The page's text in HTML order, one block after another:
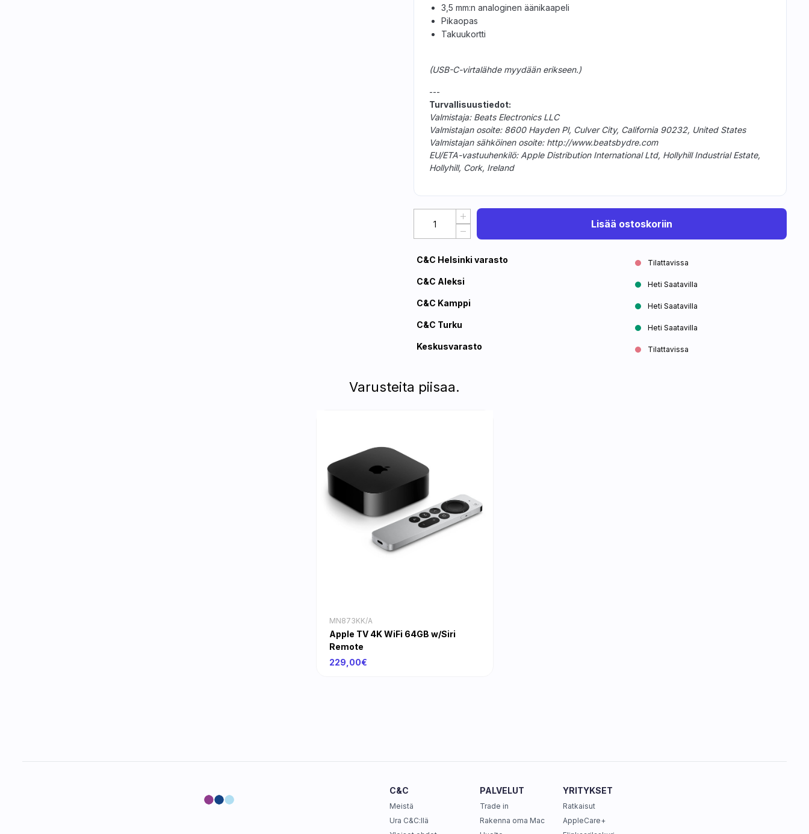
3,5 mm:n analoginen äänikaapeli
Pikaopas
Takuukortti
(USB-C-virtalähde myydään erikseen.)
---
Turvallisuustiedot:
Valmistaja: Beats Electronics LLC
Valmistajan osoite: 8600 Hayden Pl, Culver City, California 90232, United States
Valmistajan sähköinen osoite: http://www.beatsbydre.com
EU/ETA-vastuuhenkilö: Apple Distribution International Ltd, Hollyhill Industrial Estate,
Hollyhill, Cork, Ireland
Lisää ostoskoriin
C&C Helsinki varasto Tilattavissa
C&C Aleksi Heti Saatavilla
C&C Kamppi Heti Saatavilla
C&C Turku Heti Saatavilla
Keskusvarasto Tilattavissa
Varusteita piisaa.
MN873KK/A
Apple TV 4K WiFi 64GB w/Siri
Remote
229,00€
C&C
Meistä
Ura C&C:llä
PALVELUT
Trade in
Rakenna oma Mac
YRITYKSET
Ratkaisut
AppleCare+